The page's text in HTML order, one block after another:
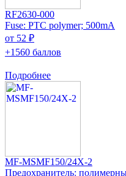
RF2630-000
Fuse: PTC polymer; 500mA
от 52 ₽
+1560 баллов
Подробнее
MF-MSMF150/24X-2
Предохранитель: